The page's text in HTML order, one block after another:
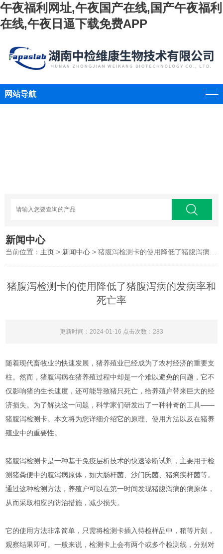
午夜福利网址,午夜国产在线,国产午夜福利
在线,午夜日逼下载免费APP
网站导航
新闻中心
当前位置： 主页 > 新闻中心 > 猪腹泻检测卡的使用降低了猪腹泻病的发病率和死亡率
猪腹泻检测卡的使用降低了猪腹泻病的发病率和
死亡率
更新时间：2024-01-16 点击次数：283
随着现代畜牧业的快速发展，猪养殖业已经成为了农村经济的重要支
柱。然而，猪腹泻病在猪养殖过程中却是一个难以避免的问题，它不
仅影响猪的生长速度，还可能导致猪只死亡，给养殖户带来巨大的经
济损失。为了解决这一问题，科学家们研发出了一种神奇的工具——
猪腹泻检测卡。本文将为您详细介绍它的原理、使用方法以及在猪养
殖业中的重要性。
猪腹泻检测卡是一种基于免疫层析技术的快速诊断试剂，主要用于检
测猪粪便中的腹泻病原体，如大肠杆菌、沙门氏菌、猪痢疾杆菌等。
通过这种检测方法，养殖户可以在第一时间发现猪腹泻病的病原体，
从而采取相应的防治措施，减少损失。
它的使用方法非常简单，只需将检测卡插入待检样品中，稍等片刻，
观察结果即可。一般来说，检测卡上会有两个或多个检测线，分别对